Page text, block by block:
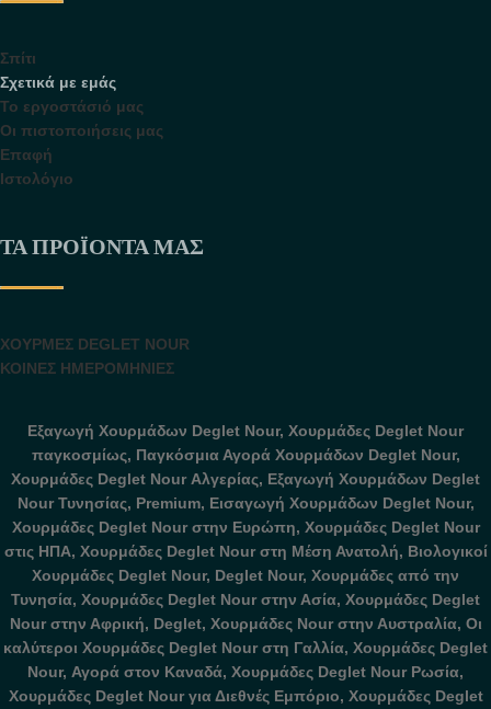
Σπίτι
Σχετικά με εμάς
Το εργοστάσιό μας
Οι πιστοποιήσεις μας
Επαφή
Ιστολόγιο
ΤΑ ΠΡΟΪΌΝΤΑ ΜΑΣ
ΧΟΥΡΜΕΣ DEGLET NOUR
ΚΟΙΝΕΣ ΗΜΕΡΟΜΗΝΙΕΣ
Εξαγωγή Χουρμάδων Deglet Nour, Χουρμάδες Deglet Nour
παγκοσμίως, Παγκόσμια Αγορά Χουρμάδων Deglet Nour,
Χουρμάδες Deglet Nour Αλγερίας, Εξαγωγή Χουρμάδων Deglet
Nour Τυνησίας, Premium, Εισαγωγή Χουρμάδων Deglet Nour,
Χουρμάδες Deglet Nour στην Ευρώπη, Χουρμάδες Deglet Nour
στις ΗΠΑ, Χουρμάδες Deglet Nour στη Μέση Ανατολή, Βιολογικοί
Χουρμάδες Deglet Nour, Deglet Nour, Χουρμάδες από την
Τυνησία, Χουρμάδες Deglet Nour στην Ασία, Χουρμάδες Deglet
Nour στην Αφρική, Deglet, Χουρμάδες Nour στην Αυστραλία, Οι
καλύτεροι Χουρμάδες Deglet Nour στη Γαλλία, Χουρμάδες Deglet
Nour, Αγορά στον Καναδά, Χουρμάδες Deglet Nour Ρωσία,
Χουρμάδες Deglet Nour για Διεθνές Εμπόριο, Χουρμάδες Deglet